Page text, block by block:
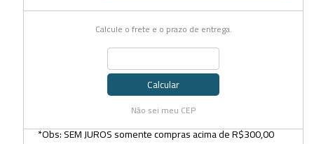
Calcule o frete e o prazo de entrega.
Calcular
Não sei meu CEP
*Obs: SEM JUROS somente compras acima de R$300,00